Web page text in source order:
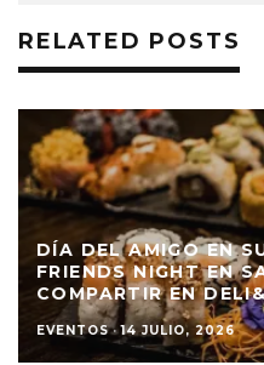
RELATED POSTS
DÍA DEL AMIGO EN
FRIENDS NIGHT EN
COMPARTIR EN
EVENTOS · 14 JULIO, 2026